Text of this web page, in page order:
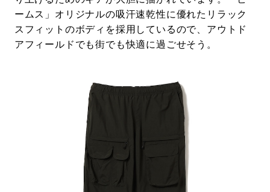
ームス」オリジナルの吸汗速乾性に優れたリラック
スフィットのボディを採用しているので、アウトド
アフィールドでも街でも快適に過ごせそう。